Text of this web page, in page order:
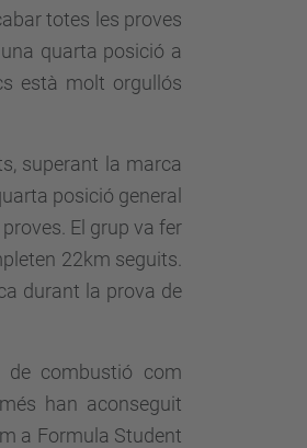
totes les proves
quarta posició a
està molt orgullós
superant la marca
posició general
El grup va fer
22km seguits.
durant la prova de
de combustió com
han aconseguit
a Formula Student